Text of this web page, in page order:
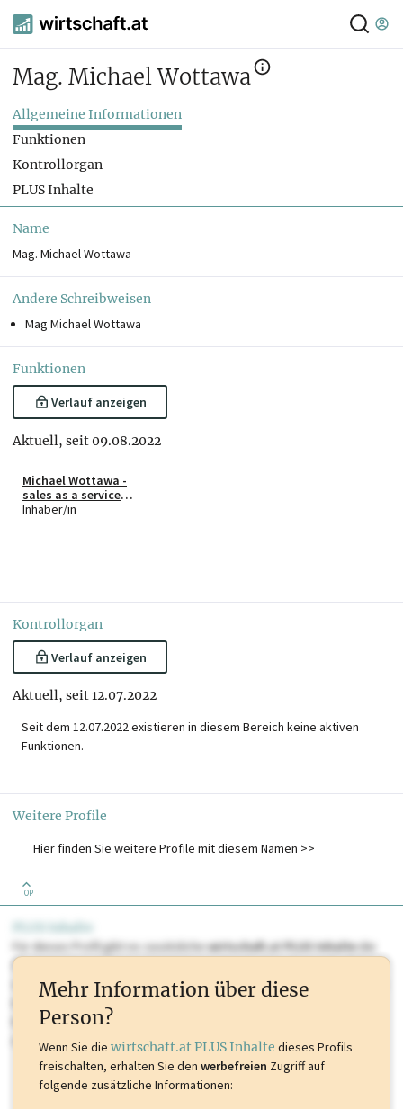
Mag. Michael Wottawa
Allgemeine Informationen
Funktionen
Kontrollorgan
PLUS Inhalte
Name
Mag. Michael Wottawa
Andere Schreibweisen
Mag Michael Wottawa
Funktionen
Verlauf anzeigen
Aktuell, seit 09.08.2022
Michael Wottawa -
sales as a service
e.U.
Inhaber/in
Kontrollorgan
Verlauf anzeigen
Aktuell, seit 12.07.2022
Seit dem 12.07.2022 existieren in diesem Bereich keine aktiven
Funktionen.
Weitere Profile
Hier finden Sie weitere Profile mit diesem Namen >>
TOP
PLUS Inhalte
Für dieses Profil gibt es zusätzlichewirtschaft.at PLUS Inhaltedie
Sie momentan nicht einsehen können. Schalten Sie dieses Profil frei
oder loggen Sie sich ein um diese Inhalte zu sehen. wirtschaft.at PLUS
Marken, Patente, Rechtstatsachen, OTS-Aussendungen, und viele
mehr.
Mehr Information über diese
Person?
Wenn Sie die wirtschaft.at PLUS Inhalte dieses Profils
freischalten, erhalten Sie den werbefreien Zugriff auf
folgende zusätzliche Informationen: